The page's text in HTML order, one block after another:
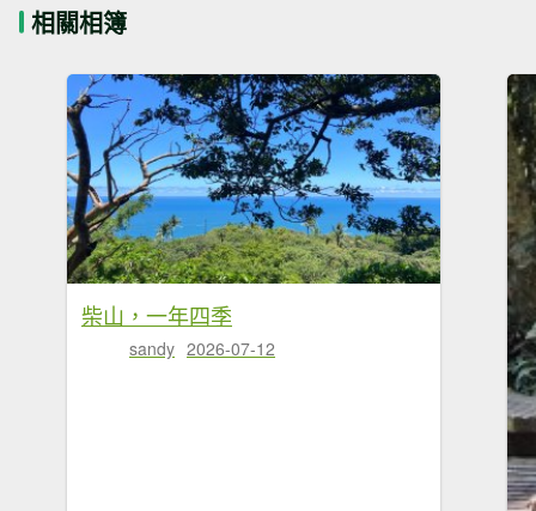
相關相簿
柴山，一年四季
sandy 2026-07-12